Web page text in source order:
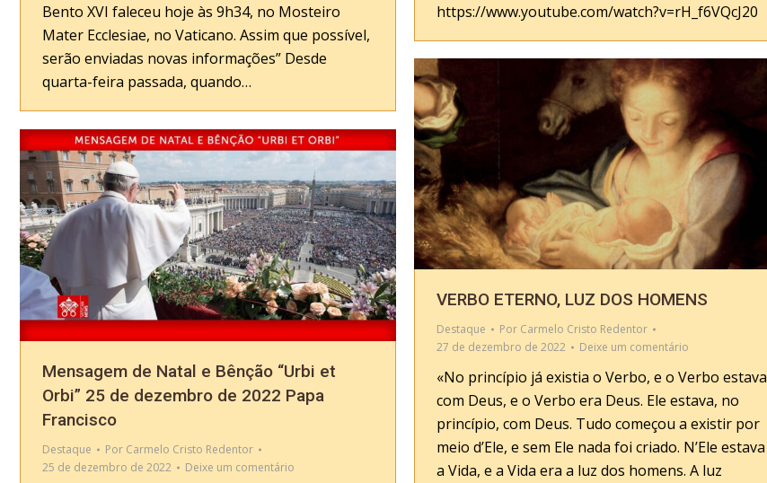
Bento XVI faleceu hoje às 9h34, no Mosteiro
Mater Ecclesiae, no Vaticano. Assim que possível,
serão enviadas novas informações” Desde
quarta-feira passada, quando…
https://www.youtube.com/watch?v=rH_f6VQcJ20
VERBO ETERNO, LUZ DOS HOMENS
Destaque Por Carmelo Cristo Redentor
27 de dezembro de 2022
Deixe um comentário
«No princípio já existia o Verbo, e o Verbo estava
com Deus, e o Verbo era Deus. Ele estava, no
princípio, com Deus. Tudo começou a existir por
meio d’Ele, e sem Ele nada foi criado. N’Ele estava
a Vida, e a Vida era a luz dos homens. A luz
Mensagem de Natal e Bênção “Urbi et
Orbi” 25 de dezembro de 2022 Papa
Francisco
Destaque Por Carmelo Cristo Redentor
25 de dezembro de 2022
Deixe um comentário